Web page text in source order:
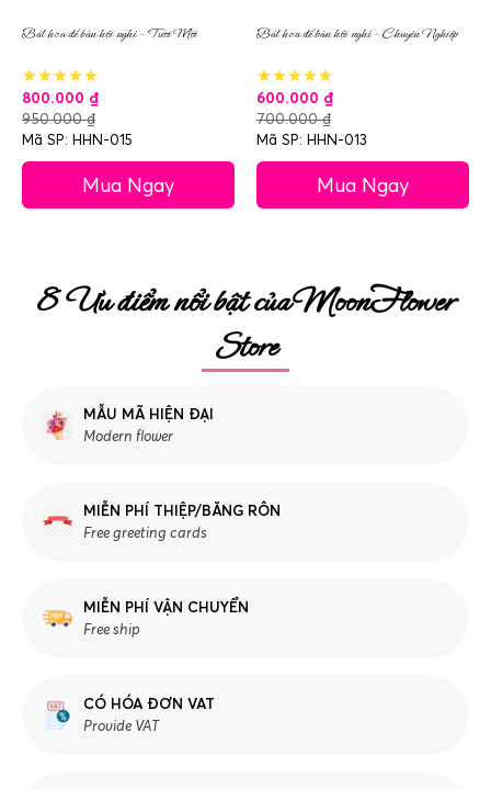
Bát hoa để bàn hội nghị – Tươi Mới
800.000 ₫
950.000₫
Mã SP: HHN-015
Mua Ngay
Bát hoa để bàn hội nghị – Chuyên Nghiệp
600.000 ₫
700.000₫
Mã SP: HHN-013
Mua Ngay
8 Ưu điểm nổi bật của MoonFlower
Store
MẪU MÃ HIỆN ĐẠI
Modern flower
MIỄN PHÍ THIỆP/BĂNG RÔN
Free greeting cards
MIỄN PHÍ VẬN CHUYỂN
Free ship
CÓ HÓA ĐƠN VAT
Provide VAT